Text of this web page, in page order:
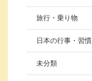
旅行・乗り物
日本の行事・習慣
未分類